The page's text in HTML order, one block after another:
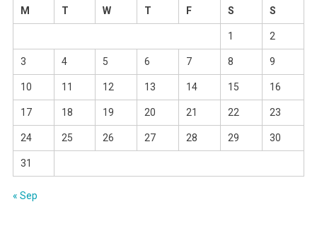
M
T W T F S S
1 2
3 4 5 6 7 8 9
10 11 12 13 14 15 16
17 18 19 20 21 22 23
24 25 26 27 28 29 30
31
« Sep